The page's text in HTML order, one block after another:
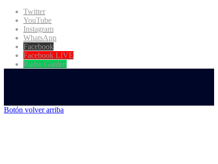
Twitter
YouTube
Instagram
WhatsApp
Facebook
Facebook LIVE
Radio Garden
Botón volver arriba